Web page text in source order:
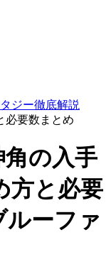
ジー徹底解説
必要数まとめ
角の入手
方と必要
ーファ